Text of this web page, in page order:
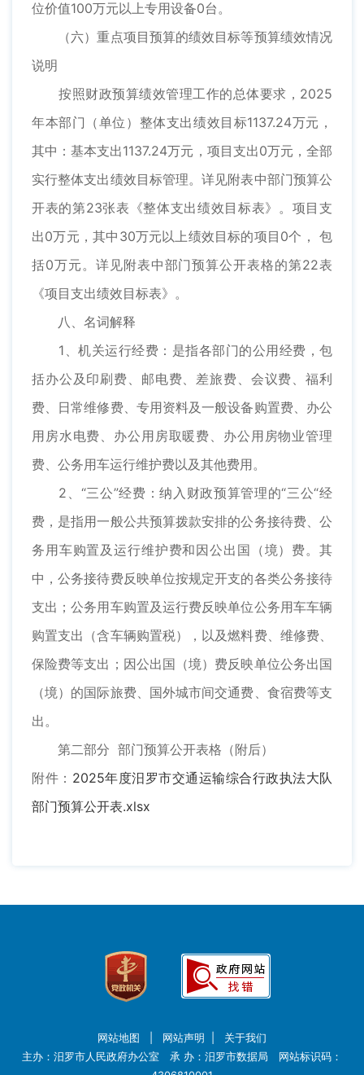
位价值100万元以上专用设备0台。
（六）重点项目预算的绩效目标等预算绩效情况
说明
按照财政预算绩效管理工作的总体要求，2025
年本部门（单位）整体支出绩效目标1137.24万元，
其中：基本支出1137.24万元，项目支出0万元，全部
实行整体支出绩效目标管理。详见附表中部门预算公
开表的第23张表《整体支出绩效目标表》。项目支
出0万元，其中30万元以上绩效目标的项目0个， 包
括0万元。详见附表中部门预算公开表格的第22表
《项目支出绩效目标表》。
八、名词解释
1、机关运行经费：是指各部门的公用经费，包
括办公及印刷费、邮电费、差旅费、会议费、福利
费、日常维修费、专用资料及一般设备购置费、办公
用房水电费、办公用房取暖费、办公用房物业管理
费、公务用车运行维护费以及其他费用。
2、“三公”经费：纳入财政预算管理的“三公“经
费，是指用一般公共预算拨款安排的公务接待费、公
务用车购置及运行维护费和因公出国（境）费。其
中，公务接待费反映单位按规定开支的各类公务接待
支出；公务用车购置及运行费反映单位公务用车车辆
购置支出（含车辆购置税），以及燃料费、维修费、
保险费等支出；因公出国（境）费反映单位公务出国
（境）的国际旅费、国外城市间交通费、食宿费等支
出。
第二部分 部门预算公开表格（附后）
附件： 2025年度汨罗市交通运输综合行政执法大队
部门预算公开表.xlsx
网站地图 网站声明
关于我们
主办：汨罗市人民政府办公室 承 办：汨罗市数据局 网站标识码：